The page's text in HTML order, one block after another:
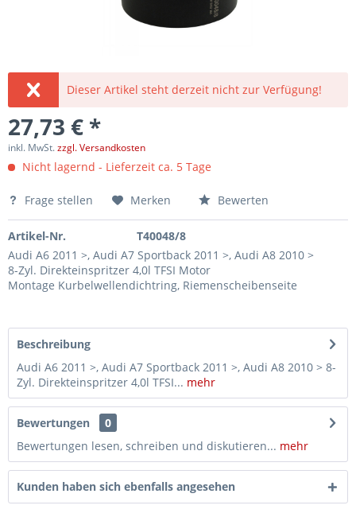
Dieser Artikel steht derzeit nicht zur Verfügung!
27,73 € *
inkl. MwSt.zzgl. Versandkosten
Nicht lagernd - Lieferzeit ca. 5 Tage
Frage stellen Merken Bewerten
Artikel-Nr.
T40048/8
Audi A6 2011 >, Audi A7 Sportback 2011 >, Audi A8 2010 >
8-Zyl. Direkteinspritzer 4,0l TFSI Motor
Montage Kurbelwellendichtring, Riemenscheibenseite
Beschreibung
Audi A6 2011 >, Audi A7 Sportback 2011 >, Audi A8 2010 > 8-
Zyl. Direkteinspritzer 4,0l TFSI... mehr
Bewertungen
0
Bewertungen lesen, schreiben und diskutieren... mehr
Kunden haben sich ebenfalls angesehen